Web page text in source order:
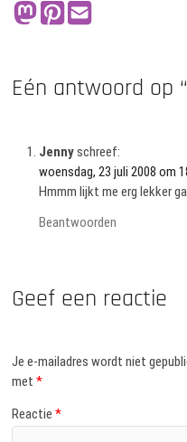
Eén antwoord op
Jennyschreef:
woensdag, 23 juli 2008 om
Hmmm lijkt me erg lekker
Beantwoorden
Geef een reactie
Je e-mailadres wordt niet
met*
Reactie*